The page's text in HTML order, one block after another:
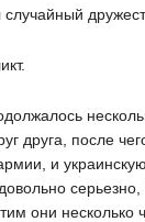
друга, после
и
они несколько